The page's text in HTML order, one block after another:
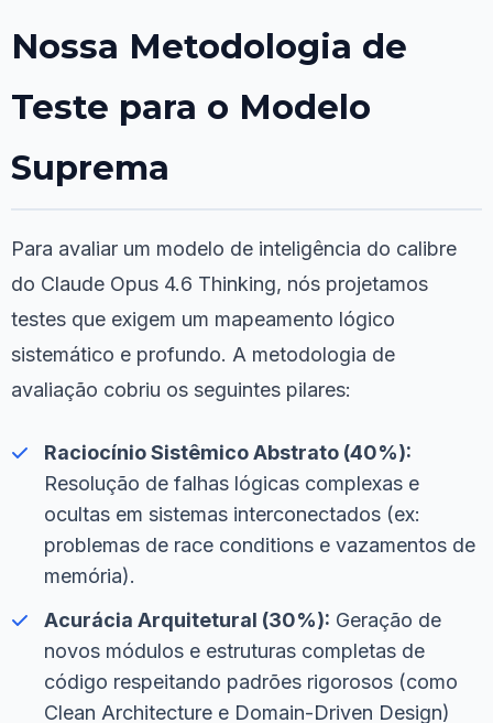
Nossa Metodologia de
Teste para o Modelo
Suprema
Para avaliar um modelo de inteligência do calibre
do Claude Opus 4.6 Thinking, nós projetamos
testes que exigem um mapeamento lógico
sistemático e profundo. A metodologia de
avaliação cobriu os seguintes pilares:
Raciocínio Sistêmico Abstrato (40%):
Resolução de falhas lógicas complexas e
ocultas em sistemas interconectados (ex:
problemas de race conditions e vazamentos de
memória).
Acurácia Arquitetural (30%): Geração de
novos módulos e estruturas completas de
código respeitando padrões rigorosos (como
Clean Architecture e Domain-Driven Design)